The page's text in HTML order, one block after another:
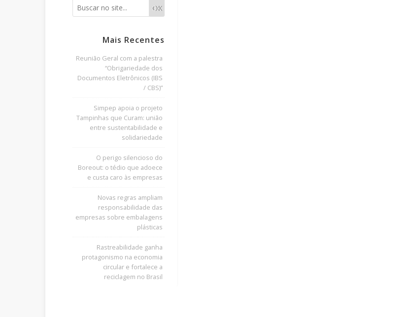
OK
Mais Recentes
Reunião Geral com a palestra
“Obrigariedade dos
Documentos Eletrônicos (IBS
/ CBS)”
Simpep apoia o projeto
Tampinhas que Curam: união
entre sustentabilidade e
solidariedade
O perigo silencioso do
Boreout: o tédio que adoece
e custa caro às empresas
Novas regras ampliam
responsabilidade das
empresas sobre embalagens
plásticas
Rastreabilidade ganha
protagonismo na economia
circular e fortalece a
reciclagem no Brasil